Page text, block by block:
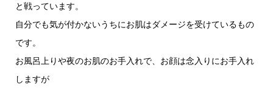
と戦っています。
自分でも気が付かないうちにお肌はダメージを受けているもの
です。
お風呂上りや夜のお肌のお手入れで、お顔は念入りにお手入れ
しますが